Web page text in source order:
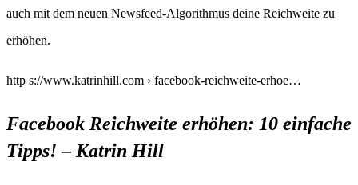
auch mit dem neuen Newsfeed-Algorithmus deine Reichweite zu
erhöhen.
http s://www.katrinhill.com › facebook-reichweite-erhoe…
Facebook Reichweite erhöhen: 10 einfache
Tipps! – Katrin Hill